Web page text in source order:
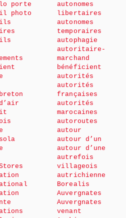
porte
photo
autonomes
libertaires
autonomes
temporaires
autophagie
autoritaire-
marchand
bénéficient
autorités
autorités
françaises
autorités
marocaines
autoroutes
autour
autour d’un
autour d’une
autrefois
villageois
autrichienne
Borealis
Auvergnates
Auvergnates
venant